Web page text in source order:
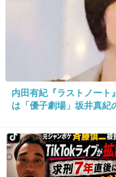
内田有紀『ラストノー
は「優子劇場」坂井真紀